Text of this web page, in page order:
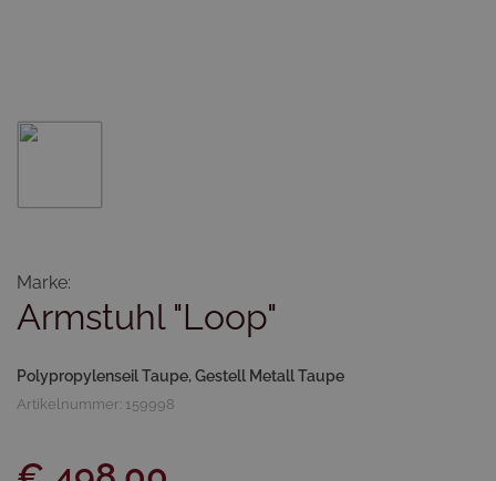
Marke:
Armstuhl "Loop"
Polypropylenseil Taupe, Gestell Metall Taupe
Artikelnummer: 159998